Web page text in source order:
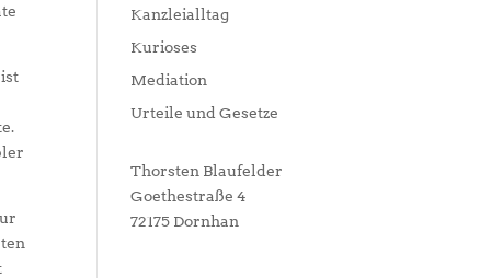
Kanzleialltag
Kurioses
Mediation
Urteile und Gesetze
Thorsten Blaufelder
Goethestraße 4
72175 Dornhan